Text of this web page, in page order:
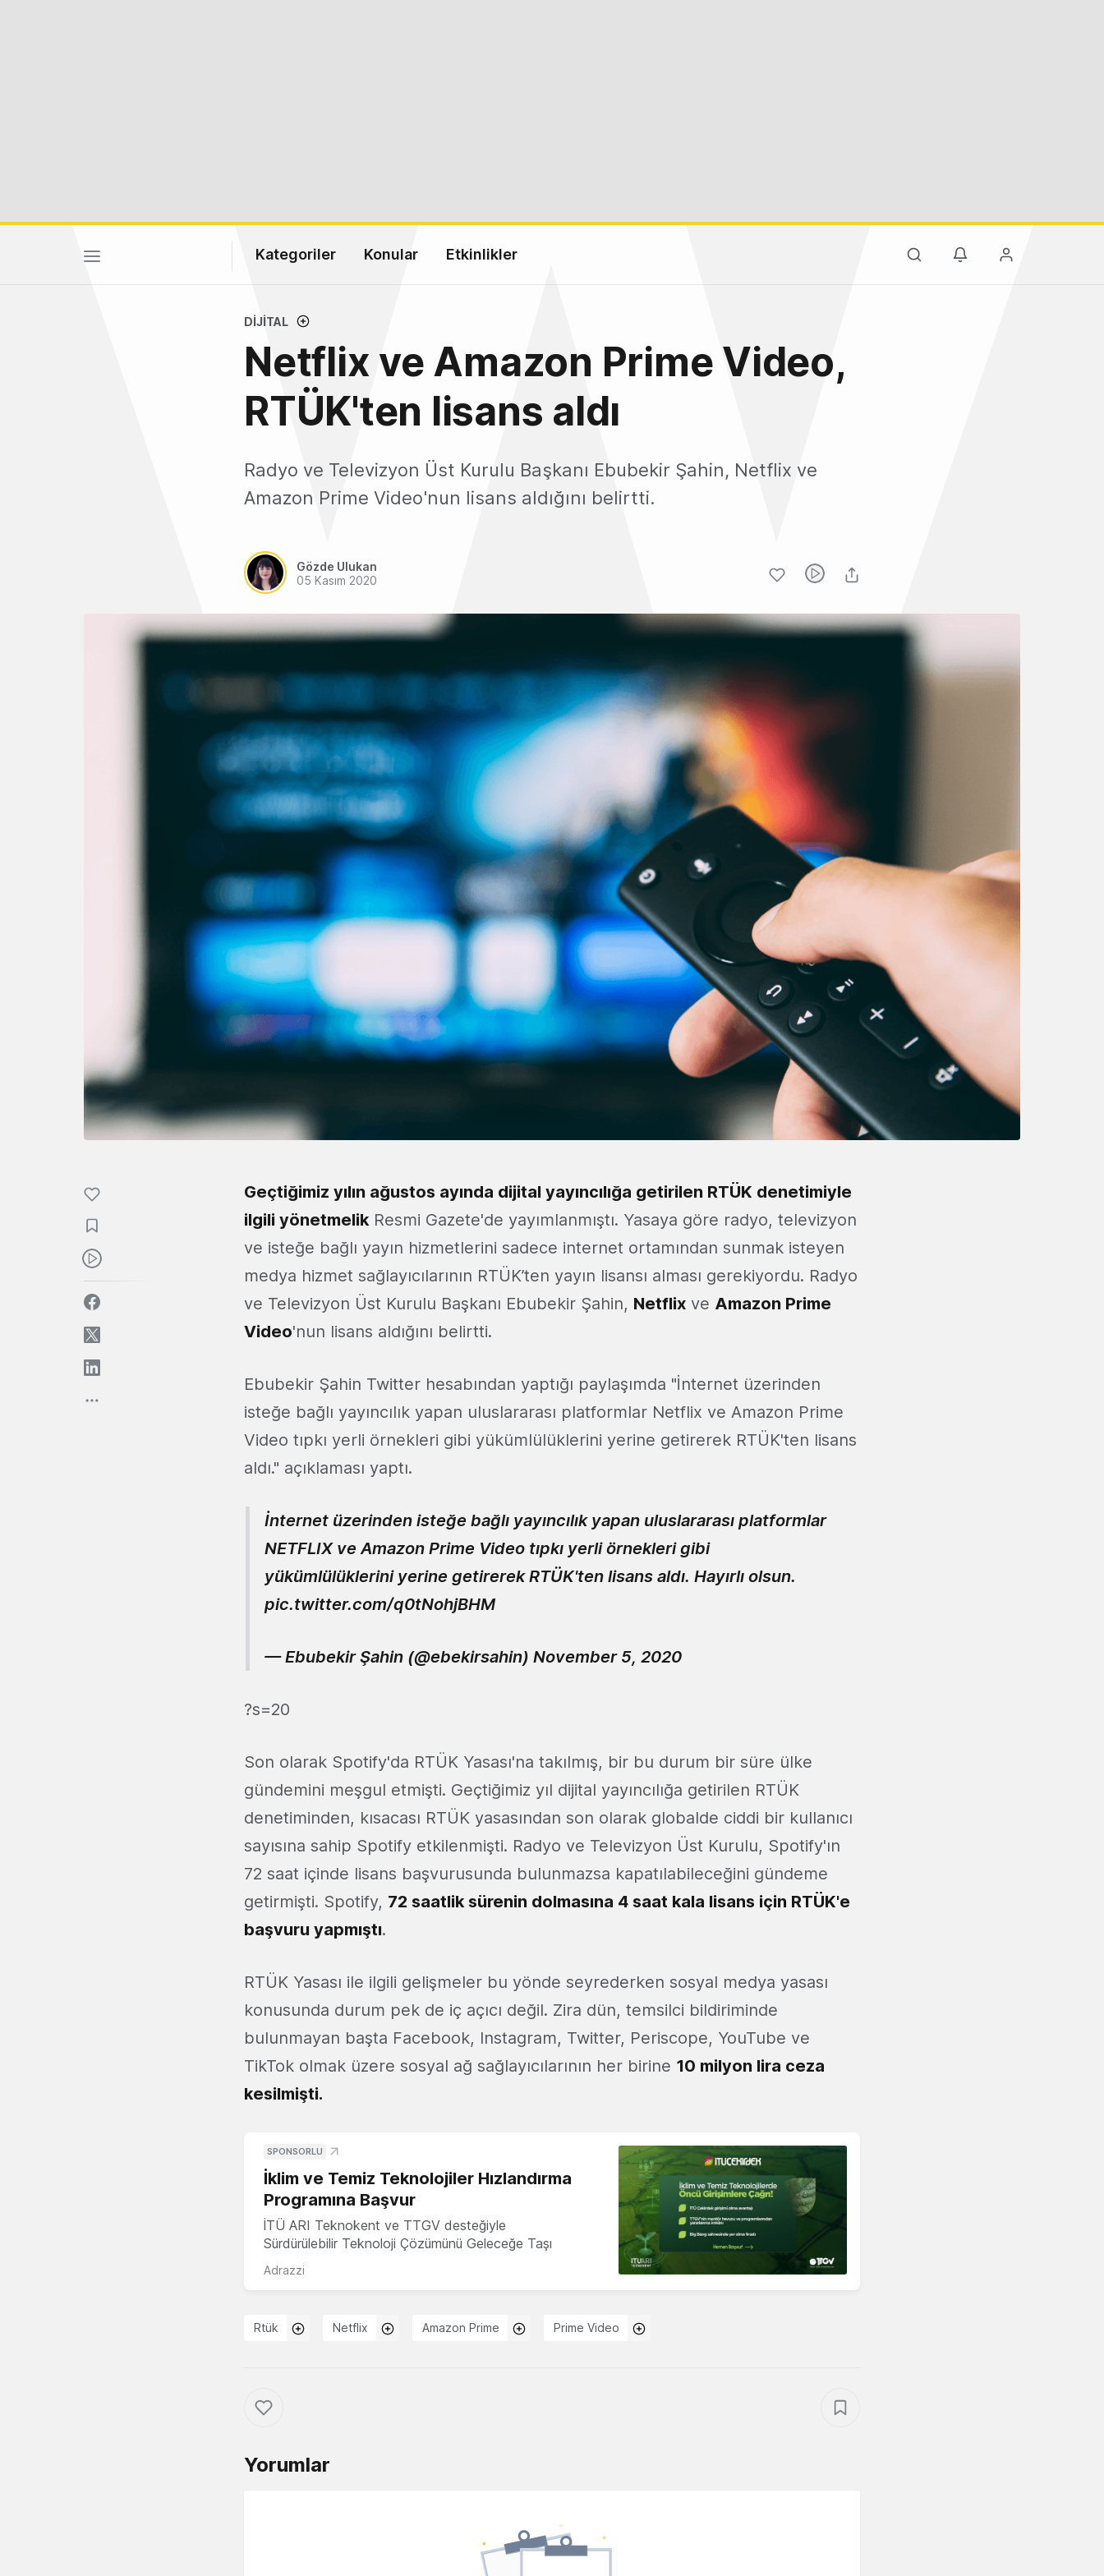
Kategoriler Konular Etkinlikler
DIJITAL
Netflix ve Amazon Prime Video,
RTÜK'ten lisans aldı
Radyo ve Televizyon Üst Kurulu Başkanı Ebubekir Şahin, Netflix ve
Amazon Prime Video'nun lisans aldığını belirtti.
Gözde Ulukan
05 Kasım 2020
Geçtiğimiz yılın ağustos ayında dijital yayıncılığa getirilen RTÜK denetimiyle
ilgili yönetmelikResmi Gazete'de yayımlanmıştı. Yasaya göre radyo, televizyon
ve isteğe bağlı yayın hizmetlerini sadece internet ortamından sunmak isteyen
medya hizmet sağlayıcılarının RTÜK’ten yayın lisansı alması gerekiyordu. Radyo
ve Televizyon Üst Kurulu Başkanı Ebubekir Şahin, Netflix ve Amazon Prime
Video'nun lisans aldığını belirtti.
Ebubekir Şahin Twitter hesabından yaptığı paylaşımda "İnternet üzerinden
isteğe bağlı yayıncılık yapan uluslararası platformlar Netflix ve Amazon Prime
Video tıpkı yerli örnekleri gibi yükümlülüklerini yerine getirerek RTÜK'ten lisans
aldı." açıklaması yaptı.
İnternet üzerinden isteğe bağlı yayıncılık yapan uluslararası platformlar
NETFLIX ve Amazon Prime Video tıpkı yerli örnekleri gibi
yükümlülüklerini yerine getirerek RTÜK'ten lisans aldı. Hayırlı olsun.
pic.twitter.com/q0tNohjBHM
— Ebubekir Şahin (@ebekirsahin) November 5, 2020
?s=20
Son olarak Spotify'da RTÜK Yasası'na takılmış, bir bu durum bir süre ülke
gündemini meşgul etmişti. Geçtiğimiz yıl dijital yayıncılığa getirilen RTÜK
denetiminden, kısacası RTÜK yasasından son olarak globalde ciddi bir kullanıcı
sayısına sahip Spotify etkilenmişti. Radyo ve Televizyon Üst Kurulu, Spotify'ın
72 saat içinde lisans başvurusunda bulunmazsa kapatılabileceğini gündeme
getirmişti. Spotify, 72 saatlik sürenin dolmasına 4 saat kala lisans için RTÜK'e
başvuru yapmıştı.
RTÜK Yasası ile ilgili gelişmeler bu yönde seyrederken sosyal medya yasası
konusunda durum pek de iç açıcı değil. Zira dün, temsilci bildiriminde
bulunmayan başta Facebook, Instagram, Twitter, Periscope, YouTube ve
TikTok olmak üzere sosyal ağ sağlayıcılarının her birine 10 milyon lira ceza
kesilmişti.
SPONSORLU
İklim ve Temiz Teknolojiler Hızlandırma
Programına Başvur
İTÜ ARI Teknokent ve TTGV desteğiyle
Sürdürülebilir Teknoloji Çözümünü Geleceğe Taşı
Adrazzi
Rtük Netflix Amazon Prime Prime Video
Yorumlar